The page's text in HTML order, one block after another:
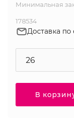
Минимальная
178534
Доставка по
В